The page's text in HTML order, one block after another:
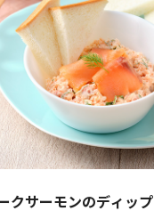
クサーモンのディップ